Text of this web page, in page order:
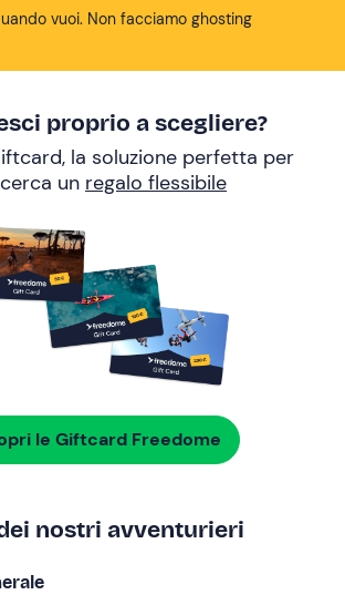
vuoi. Non facciamo ghosting
proprio a scegliere?
la soluzione perfetta per
un regalo flessibile
le Giftcard Freedome
nostri avventurieri